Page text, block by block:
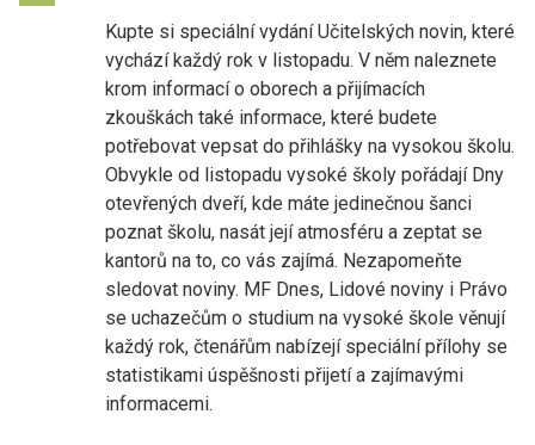
Kupte si speciální vydání Učitelských novin, které
vychází každý rok v listopadu. V něm naleznete
krom informací o oborech a přijímacích
zkouškách také informace, které budete
potřebovat vepsat do přihlášky na vysokou školu.
Obvykle od listopadu vysoké školy pořádají Dny
otevřených dveří, kde máte jedinečnou šanci
poznat školu, nasát její atmosféru a zeptat se
kantorů na to, co vás zajímá. Nezapomeňte
sledovat noviny. MF Dnes, Lidové noviny i Právo
se uchazečům o studium na vysoké škole věnují
každý rok, čtenářům nabízejí speciální přílohy se
statistikami úspěšnosti přijetí a zajímavými
informacemi.